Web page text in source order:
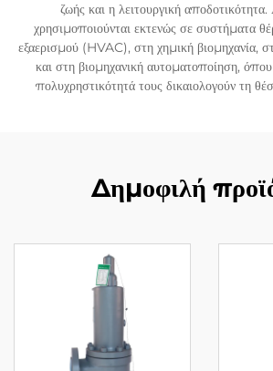
ζωής και η λειτουργική αποδοτικότητα.
χρησιμοποιούνται εκτενώς σε συστήματα
εξαερισμού (HVAC), στη χημική βιομηχανία,
και στη βιομηχανική αυτοματοποίηση,
πολυχρηστικότητά τους δικαιολογούν τη
Δημοφιλή